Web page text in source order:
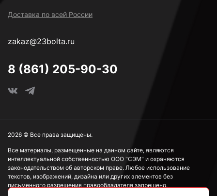
Доставка по всей России
zakaz@23bolta.ru
8 (861) 205-90-30
Все материалы, размещенные на данном сайте, являются
интеллектуальной собственностью ООО "СЭМ" и охраняются
законодательством об авторском праве. Любое использование
текстов, изображений, дизайна или других элементов без
письменного разрешения правообладателя запрещено.
2026 © Все права защищены.